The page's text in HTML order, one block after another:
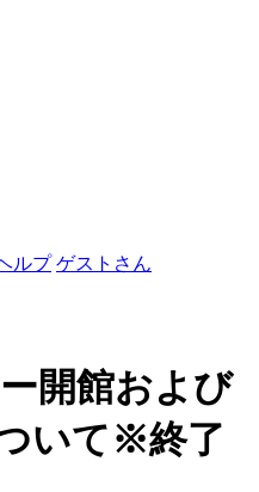
ルプ ゲストさん
開館および
いて※終了